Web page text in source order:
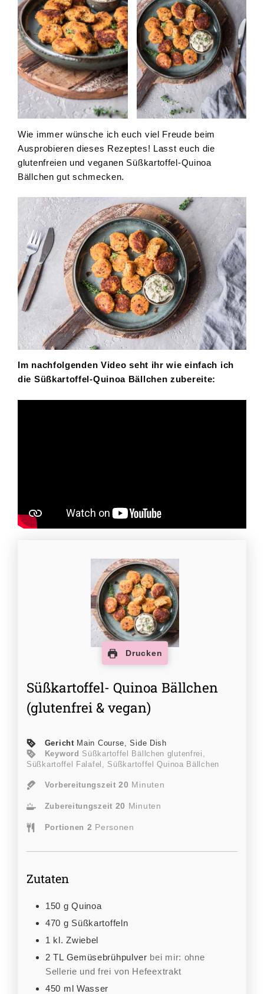
Wie immer wünsche ich euch viel Freude beim
Ausprobieren dieses Rezeptes! Lasst euch die
glutenfreien und veganen Süßkartoffel-Quinoa
Bällchen gut schmecken.
Im nachfolgenden Video seht ihr wie einfach ich
die Süßkartoffel-Quinoa Bällchen zubereite:
Drucken
Süßkartoffel- Quinoa Bällchen
(glutenfrei & vegan)
Gericht Main Course, Side Dish
Keyword
Süßkartoffel Bällchen glutenfrei,
Süßkartoffel Falafel, Süßkartoffel Quinoa Bällchen
Vorbereitungszeit 20 Minuten
Zubereitungszeit 20 Minuten
Portionen 2 Personen
Zutaten
150 g Quinoa
470 g Süßkartoffeln
1 kl. Zwiebel
2 TL Gemüsebrühpulver bei mir: ohne
Sellerie und frei von Hefeextrakt
450 ml Wasser